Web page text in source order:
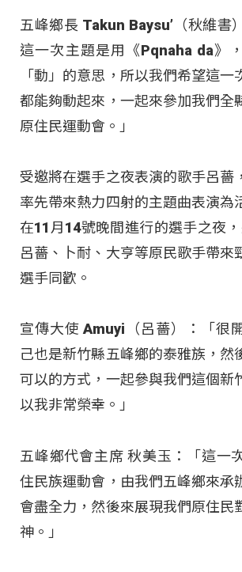
五峰鄉長 Takun Baysu’（秋維書
這一次主題是用《Pqnaha da》
「動」的意思，所以我們希望這一
都能夠動起來，一起來參加我們全
原住民運動會。」
受邀將在選手之夜表演的歌手呂薔
率先帶來熱力四射的主題曲表演為
在11月14號晚間進行的選手之夜
呂薔、卜耐、大亨等原民歌手帶來
選手同歡。
宣傳大使 Amuyi（呂薔）：「很
己也是新竹縣五峰鄉的泰雅族，然
可以的方式，一起參與我們這個新
以我非常榮幸。」
五峰鄉代會主席 秋美玉：「這一
住民族運動會，由我們五峰鄉來承
會盡全力，然後來展現我們原住民
神。」